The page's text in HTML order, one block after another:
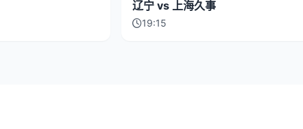
辽宁 vs 上海久事
19:15